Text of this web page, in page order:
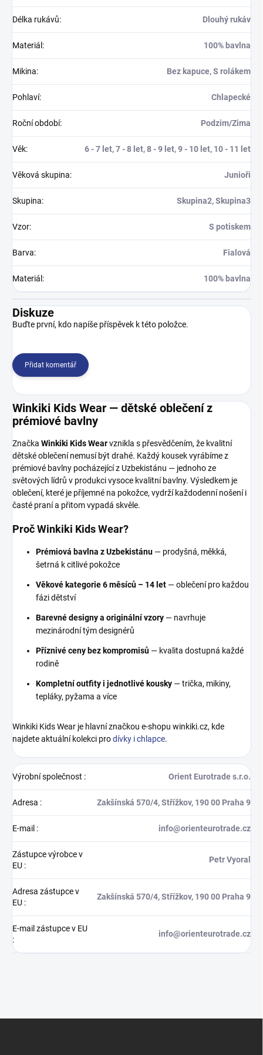
Délka rukávů: Dlouhý rukáv
Materiál : 100% bavlna
Mikina: Bez kapuce, S rolákem
Pohlaví: Chlapecké
Roční období: Podzim/Zima
Věk: 6 - 7 let, 7 - 8 let, 8 - 9 let, 9 - 10 let, 10 - 11 let
Věková skupina: Junioři
Skupina: Skupina2, Skupina3
Vzor: S potiskem
Barva: Fialová
Materiál : 100% bavlna
Diskuze
Buďte první, kdo napíše příspěvek k této položce.
Přidat komentář
Winkiki Kids Wear — dětské oblečení z
prémiové bavlny
Značka Winkiki Kids Wearvznikla s přesvědčením, že kvalitní
dětské oblečení nemusí být drahé. Každý kousek vyrábíme z
prémiové bavlny pocházející z Uzbekistánu — jednoho ze
světových lídrů v produkci vysoce kvalitní bavlny. Výsledkem je
oblečení, které je příjemné na pokožce, vydrží každodenní nošení i
časté praní a přitom vypadá skvěle.
Proč Winkiki Kids Wear?
Prémiová bavlna z Uzbekistánu — prodyšná, měkká,
šetrná k citlivé pokožce
Věkové kategorie 6 měsíců – 14 let — oblečení pro každou
fázi dětství
Barevné designy a originální vzory — navrhuje
mezinárodní tým designérů
Příznivé ceny bez kompromisů — kvalita dostupná každé
rodině
Kompletní outfity i jednotlivé kousky — trička, mikiny,
tepláky, pyžama a více
Winkiki Kids Wear je hlavní značkou e-shopu winkiki.cz, kde
najdete aktuální kolekci prodívky i chlapce.
Výrobní společnost : Orient Eurotrade s.r.o.
Adresa : Zakšínská 570/4, Střížkov, 190 00 Praha 9
E-mail : info@orienteurotrade.cz
Zástupce výrobce v
EU :
Petr Vyoral
Adresa zástupce v
EU :
Zakšínská 570/4, Střížkov, 190 00 Praha 9
E-mail zástupce v EU
:
info@orienteurotrade.cz